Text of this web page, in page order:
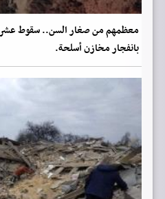
معظمهم من صغار السن.. سقوط
بانفجار مخازن أسلحة.